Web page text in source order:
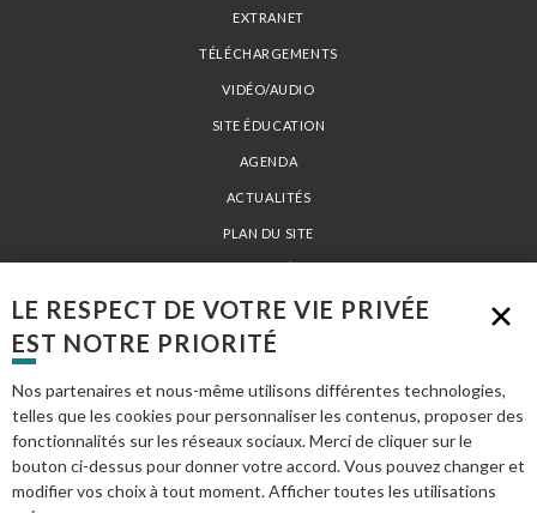
EXTRANET
TÉLÉCHARGEMENTS
VIDÉO/AUDIO
SITE ÉDUCATION
AGENDA
ACTUALITÉS
PLAN DU SITE
PARC NATUREL RÉGIONAL LOIRE-ANJOU-TOURAINE - 15 AVENUE DE LA
LOIRE 49730 MONTSOREAU - TÉL. 02 41 53 66 00 -
INFO@PARC-LOIRE-
ANJOU-TOURAINE.FR
LE RESPECT DE VOTRE VIE PRIVÉE
EST NOTRE PRIORITÉ
Nos partenaires et nous-même utilisons différentes technologies,
telles que les cookies pour personnaliser les contenus, proposer des
fonctionnalités sur les réseaux sociaux. Merci de cliquer sur le
bouton ci-dessus pour donner votre accord. Vous pouvez changer et
modifier vos choix à tout moment. Afficher toutes les utilisations